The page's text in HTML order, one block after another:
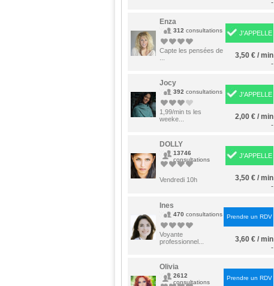
-
Enza
312 consultations
Capte les pensées de
J'APPELLE
3,50 € / min
-
Jocy
392 consultations
1,99/min ts les
weeke...
J'APPELLE
2,00 € / min
-
DOLLY
13746
consultations
Vendredi 10h
J'APPELLE
3,50 € / min
-
Ines
470 consultations
Voyante
professionnel...
Prendre un RDV
3,60 € / min
-
Olivia
2612
consultations
Prendre un RDV